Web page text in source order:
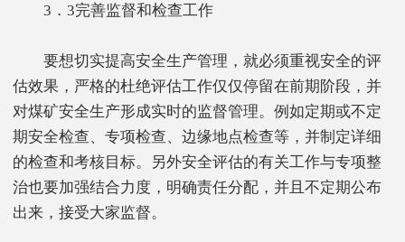
3．3完善监督和检查工作
要想切实提高安全生产管理，就必须重视安全的评
估效果，严格的杜绝评估工作仅仅停留在前期阶段，并
对煤矿安全生产形成实时的监督管理。例如定期或不定
期安全检查、专项检查、边缘地点检查等，并制定详细
的检查和考核目标。另外安全评估的有关工作与专项整
治也要加强结合力度，明确责任分配，并且不定期公布
出来，接受大家监督。